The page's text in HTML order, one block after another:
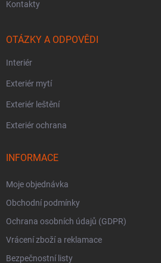
Kontakty
OTÁZKY A ODPOVĚDI
Interiér
Exteriér mytí
Exteriér leštění
Exteriér ochrana
INFORMACE
Moje objednávka
Obchodní podmínky
Ochrana osobních údajů (GDPR)
Vrácení zboží a reklamace
Bezpečnostní listy